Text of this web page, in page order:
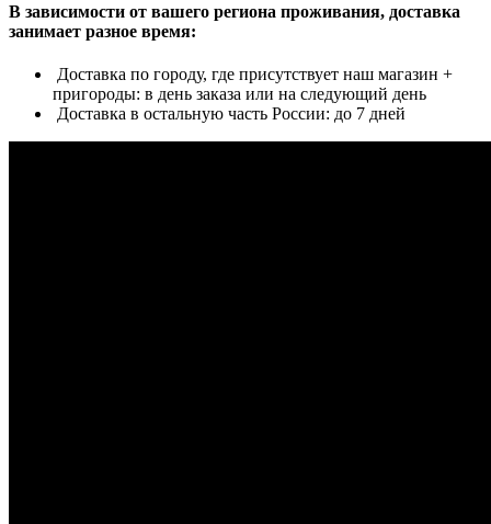
В зависимости от вашего региона проживания, доставка
занимает разное время:
Доставка по городу, где присутствует наш магазин +
пригороды: в день заказа или на следующий день
Доставка в остальную часть России: до 7 дней